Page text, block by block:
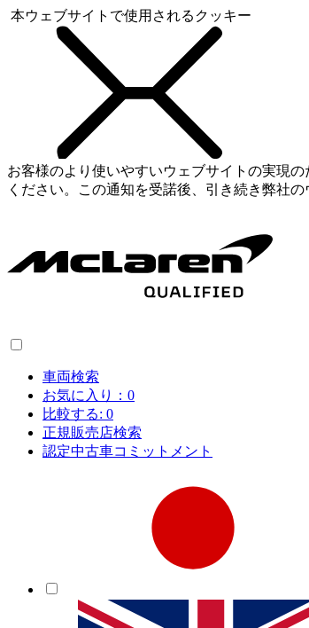
本ウェブサイトで使用されるクッキー
お客様のより使いやすいウェブサイトの実現
ください。この通知を受諾後、引き続き弊社
車両検索
お気に入り： 0
比較する: 0
正規販売店検索
認定中古車コミットメント